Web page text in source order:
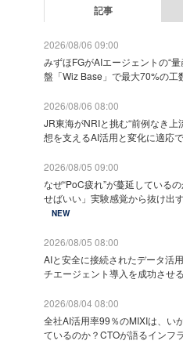
記事
2026/08/06 09:00
みずほFGがAIエージェントの“
盤「Wiz Base」で最大70%の工
2026/08/06 08:00
JR東海がNRIと挑む“前例なき
想を支えるAI活用と変化に適応
2026/08/05 09:00
なぜ“PoC疲れ”が蔓延している
せばいい」実験感覚から抜け出
NEW
2026/08/05 08:00
AIと安全に接続されたデータ活
チエージェント導入を成功させ
2026/08/04 08:00
全社AI活用率99％のMIXIは、い
ているのか？CTOが語るインフ